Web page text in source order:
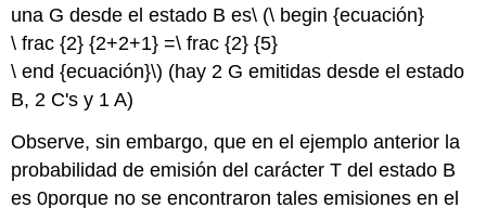
una G desde el estado B es\ (\ begin {ecuación}
\ frac {2} {2+2+1} =\ frac {2} {5}
\ end {ecuación}\) (hay 2 G emitidas desde el estado
B, 2 C's y 1 A)
Observe, sin embargo, que en el ejemplo anterior la
probabilidad de emisión del carácter T del estado B
es 0porque no se encontraron tales emisiones en el